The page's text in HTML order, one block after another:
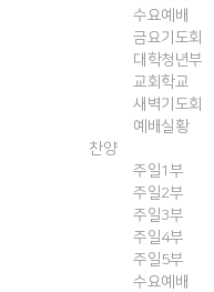
수요예배
금요기도회
대학청년부
교회학교
새벽기도회
예배실황
찬양
주일1부
주일2부
주일3부
주일4부
주일5부
수요예배